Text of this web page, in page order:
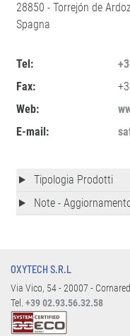
28850 - Torrejón de
Spagna
Tel:
Fax:
Web:
E-mail:
Tipologia Prodotti
Note -
OXYTECH S.R.L
Via Vico, 54 - 20007 -
Tel. +39 02.93.56.32.58